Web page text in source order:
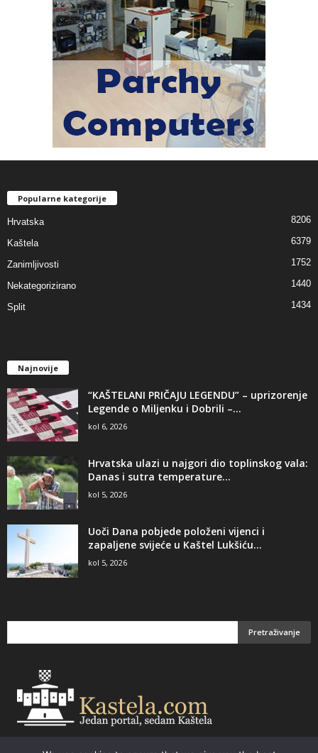
Popularne kategorije
Hrvatska 8206
Kaštela 6379
Zanimljivosti 1752
Nekategorizirano 1440
Split 1434
Najnovije
“KAŠTELANI PRIČAJU LEGENDU” – uprizorenje
Legende o Miljenku i Dobrili –...
kol 6, 2026
Hrvatska ulazi u najgori dio toplinskog vala:
Danas i sutra temperature...
kol 5, 2026
Uoči Dana pobjede položeni vijenci i
zapaljene svijeće u Kaštel Lukšiću...
kol 5, 2026